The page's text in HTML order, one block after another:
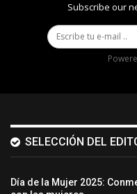
Subscribe our
SELECCIÓN DEL
Día de la Mujer 2025: